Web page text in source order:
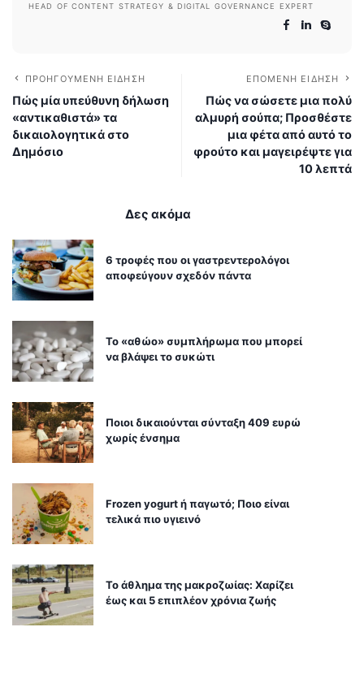
HEAD OF CONTENT STRATEGY & DIGITAL GOVERNANCE EXPERT
ΠΡΟΗΓΟΎΜΕΝΗ ΕΊΔΗΣΗ
Πώς μία υπεύθυνη δήλωση
«αντικαθιστά» τα
δικαιολογητικά στο
Δημόσιο
ΕΠΌΜΕΝΗ ΕΊΔΗΣΗ
Πώς να σώσετε μια πολύ
αλμυρή σούπα; Προσθέστε
μια φέτα από αυτό το
φρούτο και μαγειρέψτε για
10 λεπτά
Δες ακόμα
6 τροφές που οι γαστρεντερολόγοι
αποφεύγουν σχεδόν πάντα
Το «αθώο» συμπλήρωμα που μπορεί
να βλάψει το συκώτι
Ποιοι δικαιούνται σύνταξη 409 ευρώ
χωρίς ένσημα
Frozen yogurt ή παγωτό; Ποιο είναι
τελικά πιο υγιεινό
Το άθλημα της μακροζωίας: Χαρίζει
έως και 5 επιπλέον χρόνια ζωής